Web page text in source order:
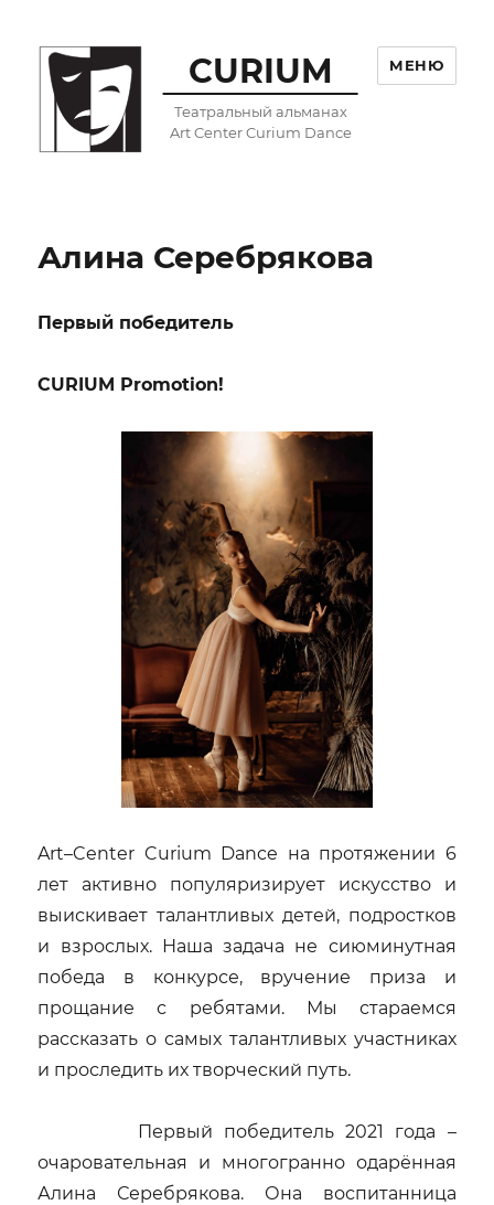
CURIUM
Театральный альманах
Art Center Curium Dance
МЕНЮ
Алина Серебрякова
Первый победитель
CURIUM Promotion!
Art–Center Curium Dance на протяжении 6
лет активно популяризирует искусство и
выискивает талантливых детей, подростков
и взрослых. Наша задача не сиюминутная
победа в конкурсе, вручение приза и
прощание с ребятами. Мы стараемся
рассказать о самых талантливых участниках
и проследить их творческий путь.
Первый победитель 2021 года –
очаровательная и многогранно одарённая
Алина Серебрякова. Она воспитанница